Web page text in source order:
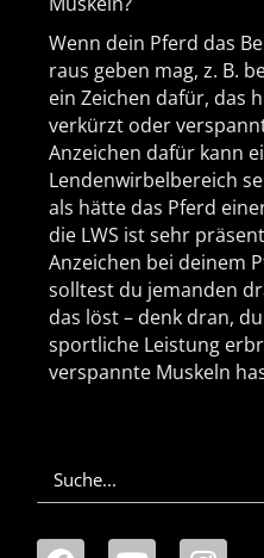
Wenn dein Pferd das
raus geben mag, z. B.
ein Zeichen dafür, das
verkürzt oder
Anzeichen dafür kann
Lendenwirbelbereich
als hätte das Pferd
die LWS ist sehr
Anzeichen bei deinem
solltest du jemanden
das löst – denk dran,
sportliche Leistung
verspannte Muskeln